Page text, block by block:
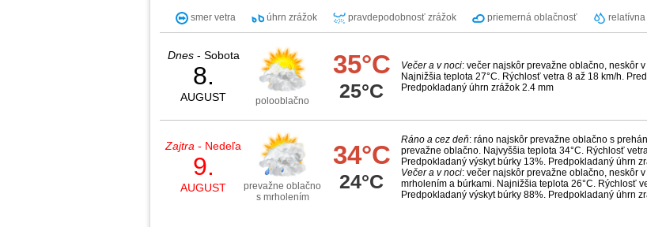
smer vetra úhrn zrážok pravdepodobnosť zrážok priemerná oblačnosť
Dnes- Sobota
8.
AUGUST polooblačno
35°C
25°C
Večer a v noci: večer najskôr prevažne oblačno, neskôr
Najnižšia teplota 27°C. Rýchlosť vetra 8 až 18 km/h.
Predpokladaný úhrn zrážok 2.4 mm
Zajtra - Nedeľa
9.
AUGUST
prevažne oblačno
s mrholením
34°C
24°C
Ráno a cez deň: ráno najskôr prevažne oblačno s
prevažne oblačno. Najvyššia teplota 34°C. Rýchlosť
Predpokladaný výskyt búrky 13%. Predpokladaný úhrn
Večer a v noci: večer najskôr prevažne oblačno, neskôr
mrholením a búrkami. Najnižšia teplota 26°C. Rýchlosť
Predpokladaný výskyt búrky 88%. Predpokladaný úhrn